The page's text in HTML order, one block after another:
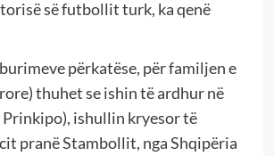
së futbollit turk, ka qenë
përkatëse, për familjen e
thuhet se ishin të ardhur në
Prinkipo), ishullin kryesor të
pranë Stambollit, nga Shqipëria